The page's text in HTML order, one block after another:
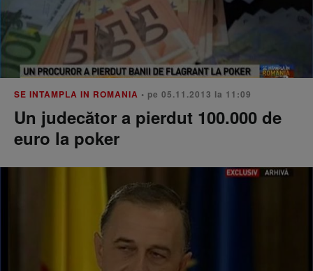
SE INTAMPLA IN ROMANIA • pe 05.11.2013 la 11:09
Un judecător a pierdut 100.000 de
euro la poker